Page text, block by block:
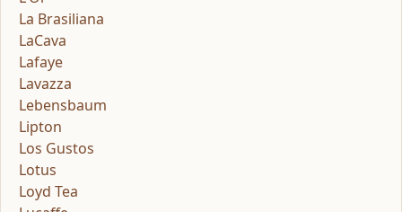
La Brasiliana
LaCava
Lafaye
Lavazza
Lebensbaum
Lipton
Los Gustos
Lotus
Loyd Tea